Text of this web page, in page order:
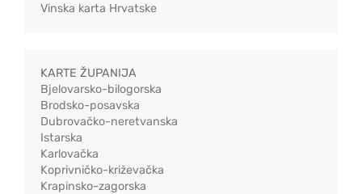
Vinska karta Hrvatske
KARTE ŽUPANIJA
Bjelovarsko-bilogorska
Brodsko-posavska
Dubrovačko-neretvanska
Istarska
Karlovačka
Koprivničko-križevačka
Krapinsko-zagorska